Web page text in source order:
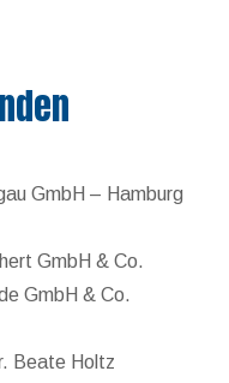
GmbH – Hamburg
GmbH & Co.
GmbH & Co.
Beate Holtz